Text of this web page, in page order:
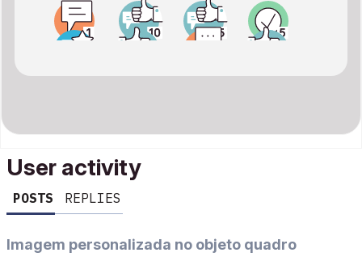
User activity
POSTS REPLIES
Imagem personalizada no objeto quadro